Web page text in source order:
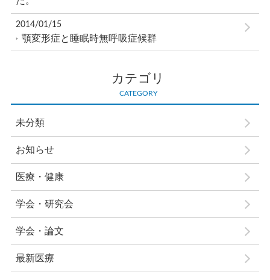
2014/01/15
顎変形症と睡眠時無呼吸症候群
カテゴリ
CATEGORY
未分類
お知らせ
医療・健康
学会・研究会
学会・論文
最新医療